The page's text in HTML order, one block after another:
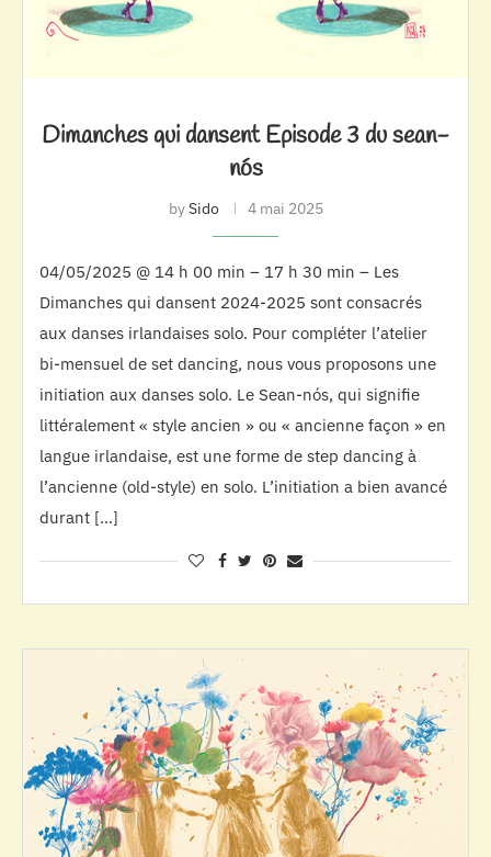
Dimanches qui dansent Episode 3 du sean-
nós
bySido 4 mai 2025
04/05/2025 @ 14 h 00 min – 17 h 30 min – Les
Dimanches qui dansent 2024-2025 sont consacrés
aux danses irlandaises solo. Pour compléter l’atelier
bi-mensuel de set dancing, nous vous proposons une
initiation aux danses solo. Le Sean-nós, qui signifie
littéralement « style ancien » ou « ancienne façon » en
langue irlandaise, est une forme de step dancing à
l’ancienne (old-style) en solo. L’initiation a bien avancé
durant […]